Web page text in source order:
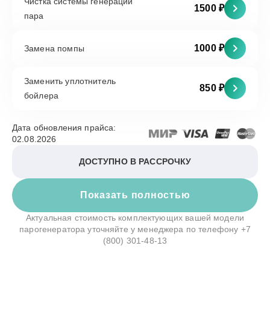
пара
1500 ₽
Замена помпы 1000 ₽
Заменить уплотнитель
бойлера
850 ₽
Показать полностью
Дата обновления прайса:
02.08.2026
ДОСТУПНО В РАССРОЧКУ
Актуальная стоимость комплектующих вашей модели
парогенератора уточняйте у менеджера по телефону +7
(800) 301-48-13